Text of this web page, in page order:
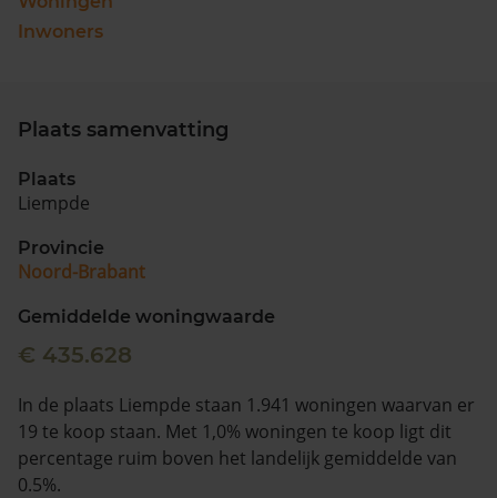
Zoek een woning
088 220 4200
Maandag t/m vrijdag - 08:00 -18:00
Inwoners
Plaats samenvatting
Plaats
Liempde
Provincie
Noord-Brabant
Gemiddelde woningwaarde
€ 435.628
In de plaats Liempde staan 1.941 woningen waarvan er
19 te koop staan. Met 1,0% woningen te koop ligt dit
percentage ruim boven het landelijk gemiddelde van
0.5%.